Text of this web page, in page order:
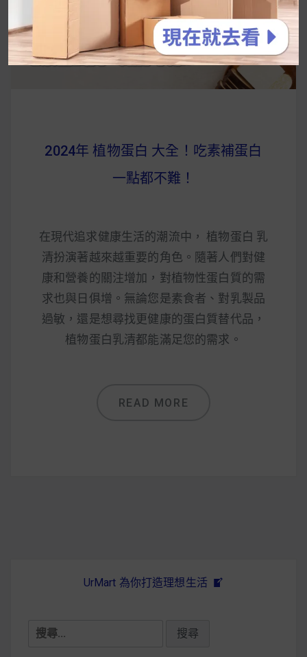
2024年 植物蛋白 大全！吃素補蛋白
一點都不難！
在現代追求健康生活的潮流中， 植物蛋白 乳
清扮演著越來越重要的角色。隨著人們對健
康和營養的關注增加，對植物性蛋白質的需
求也與日俱增。無論您是素食者、對乳製品
過敏，還是想尋找更健康的蛋白質替代品，
植物蛋白乳清都能滿足您的需求。
READ MORE
UrMart 為你打造理想生活
搜